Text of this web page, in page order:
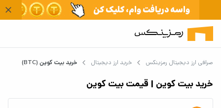
صرافی ارز دیجیتال رمزینکس خرید ارز دیجیتال خرید بیت کوین (BTC)
خرید بیت کوین‌ | قیمت بیت کوین